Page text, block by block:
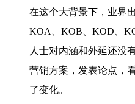
在这个大背景下，业界
KOA、KOB、KOD、
人士对内涵和外延还没
营销方案，发表论点，
了变化。